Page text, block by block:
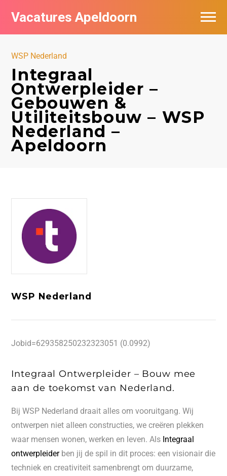
Vacatures Apeldoorn
WSP Nederland
Integraal
Ontwerpleider –
Gebouwen &
Utiliteitsbouw – WSP
Nederland –
Apeldoorn
WSP Nederland
Jobid=629358250232323051 (0.0992)
Integraal Ontwerpleider – Bouw mee
aan de toekomst van Nederland.
Bij WSP Nederland draait alles om vooruitgang. Wij
ontwerpen niet alleen constructies, we creëren plekken
waar mensen wonen, werken en leven. Als Integraal
ontwerpleiderben jij de spil in dit proces: een visionair die
techniek en creativiteit samenbrengt om duurzame,
Vacatures per bedrijf
Nieuwsbrief feed